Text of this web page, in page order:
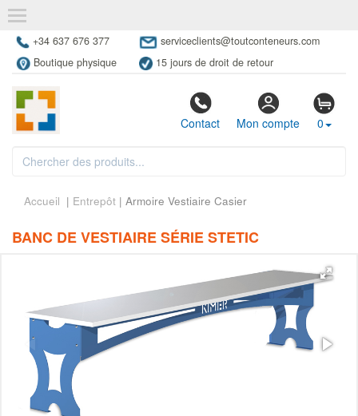
+34 637 676 377
serviceclients@toutconteneurs.com
Boutique physique
15 jours de droit de retour
Contact Mon compte 0
Accueil | Entrepôt | Armoire Vestiaire Casier
BANC DE VESTIAIRE SÉRIE STETIC